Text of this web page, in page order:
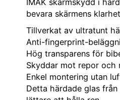
IMAK skärmskydd i
bevara skärmens
Tillverkat av ultratunt
Anti-fingerprint-
Hög transparens för
Skyddar mot repor och
Enkel montering utan
Detta härdade glas